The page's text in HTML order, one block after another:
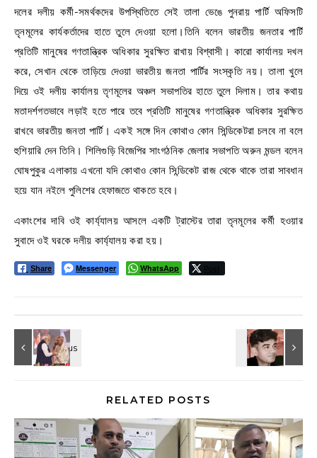
দলের দলীয় কর্মী-সমর্থকদের উপস্থিতিতে সেই তালা ভেঙে পুনরায় পার্টি অফিসটি
তৃনমূলের কার্যকর্তাদের হাতে তুলে দেওয়া হলো।তিনি বলেন ভারতীয় জনতার পার্টি
প্রতিটি মানুষের গণতান্ত্রিক অধিকার সুরক্ষিত রাখায় বিশ্বাসী। কারো কার্যালয় দখল
করে, সেখান থেকে তাড়িয়ে দেওয়া ভারতীয় জনতা পার্টির সংস্কৃতি নয়। তালা খুলে
দিয়ে ওই দলীয় কার্যালয় তৃণমূলের অঞ্চল সভাপতির হাতে তুলে দিলাম। তার কথায়
মতাদর্শগতভাবে লড়াই হতে পারে তবে প্রতিটি মানুষের গণতান্ত্রিক অধিকার সুরক্ষিত
রাখবে ভারতীয় জনতা পার্টি। একই সঙ্গে দিন কোথাও কোন সিন্ডিকেটরা চলবে না বলে
হুশিয়ারি দেন তিনি। শিলিগুড়ি বিজেপির সাংগঠনিক জেলার সভাপতি অরুন মন্ডল বলেন
ঘোষপুকুর এলাকায় এখনো যদি কোথাও কোন সিন্ডিকেট রাজ থেকে থাকে তারা সাবধান
হয়ে যান নইলে পুলিশের হেফাজতে থাকতে হবে।
একাংশের দাবি ওই কার্য্যালয় আসলে একটি ট্রাস্টের তারা তৃনমূলের কর্মী হওয়ার
সুবাদে ওই ঘরকে দলীয় কার্য্যালয় করা হয়।
Share Messenger WhatsApp Post
RELATED POSTS